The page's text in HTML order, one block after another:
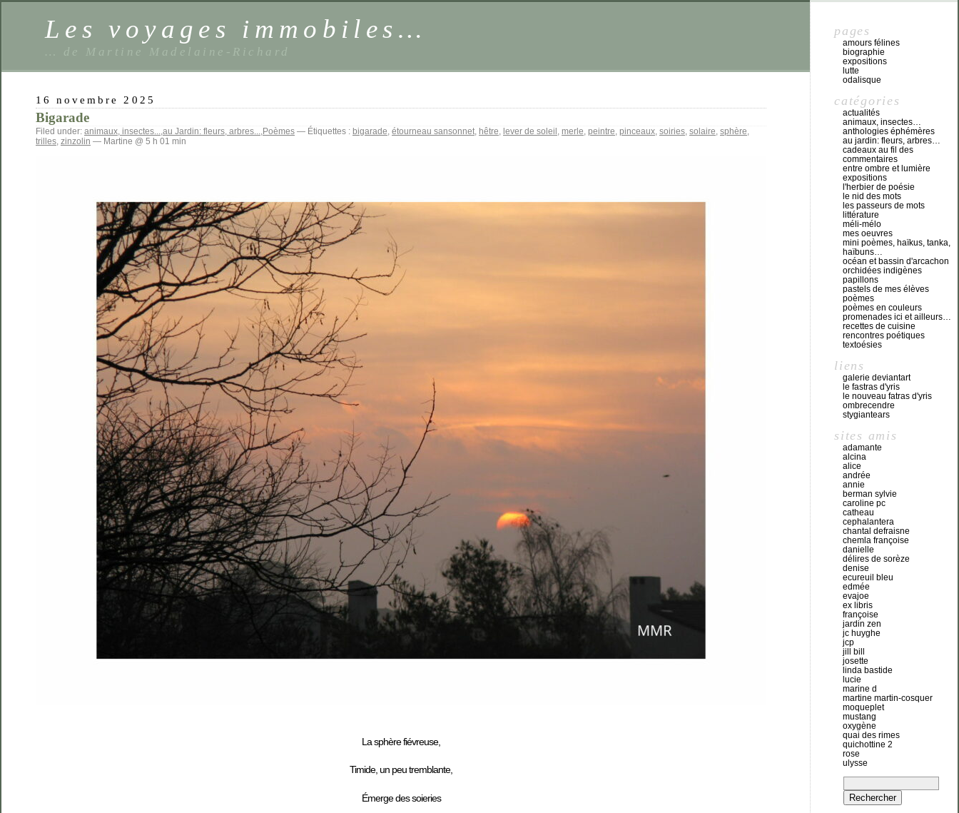
Les voyages immobiles…
… de Martine Madelaine-Richard
16 novembre 2025
Bigarade
Filed under: animaux, insectes...,au Jardin: fleurs, arbres...,Poèmes — Étiquettes : bigarade, étourneau sansonnet, hêtre, lever de soleil , merle, peintre, pinceaux, soiries, solaire, sphère,
trilles, zinzolin — Martine @ 5 h 01 min
La sphère fiévreuse,
Timide, un peu tremblante,
Émerge des soieries
pages
amours félines
biographie
expositions
lutte
odalisque
catégories
actualités
animaux, insectes…
anthologies éphémères
au jardin: fleurs, arbres…
cadeaux au fil des
commentaires
entre ombre et lumière
expositions
l'herbier de poésie
le nid des mots
les passeurs de mots
littérature
méli-mélo
mes oeuvres
mini poèmes, haïkus, tanka,
haïbuns…
océan et bassin d'arcachon
orchidées indigènes
papillons
pastels de mes élèves
poèmes
poèmes en couleurs
promenades ici et ailleurs…
recettes de cuisine
rencontres poétiques
textoésies
liens
galerie deviantart
le fastras d'yris
le nouveau fatras d'yris
ombrecendre
stygiantears
sites amis
adamante
alcina
alice
andrée
annie
berman sylvie
caroline pc
catheau
cephalantera
chantal defraisne
chemla françoise
danielle
délires de sorèze
denise
ecureuil bleu
edmée
evajoe
ex libris
françoise
jardin zen
jc huyghe
jcp
jill bill
josette
linda bastide
lucie
marine d
martine martin-cosquer
moqueplet
mustang
oxygène
quai des rimes
quichottine 2
rose
ulysse